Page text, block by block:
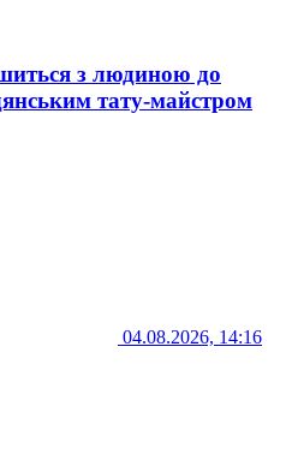
з людиною до
тату-майстром
04.08.2026, 14:16